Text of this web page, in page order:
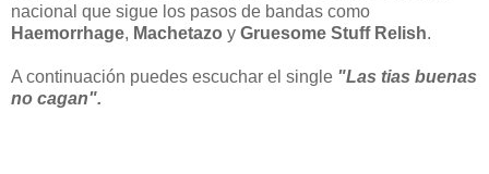
nacional que sigue los pasos de bandas como
Haemorrhage, Machetazo y Gruesome Stuff Relish.
A continuación puedes escuchar el single "Las tias buenas
no cagan".